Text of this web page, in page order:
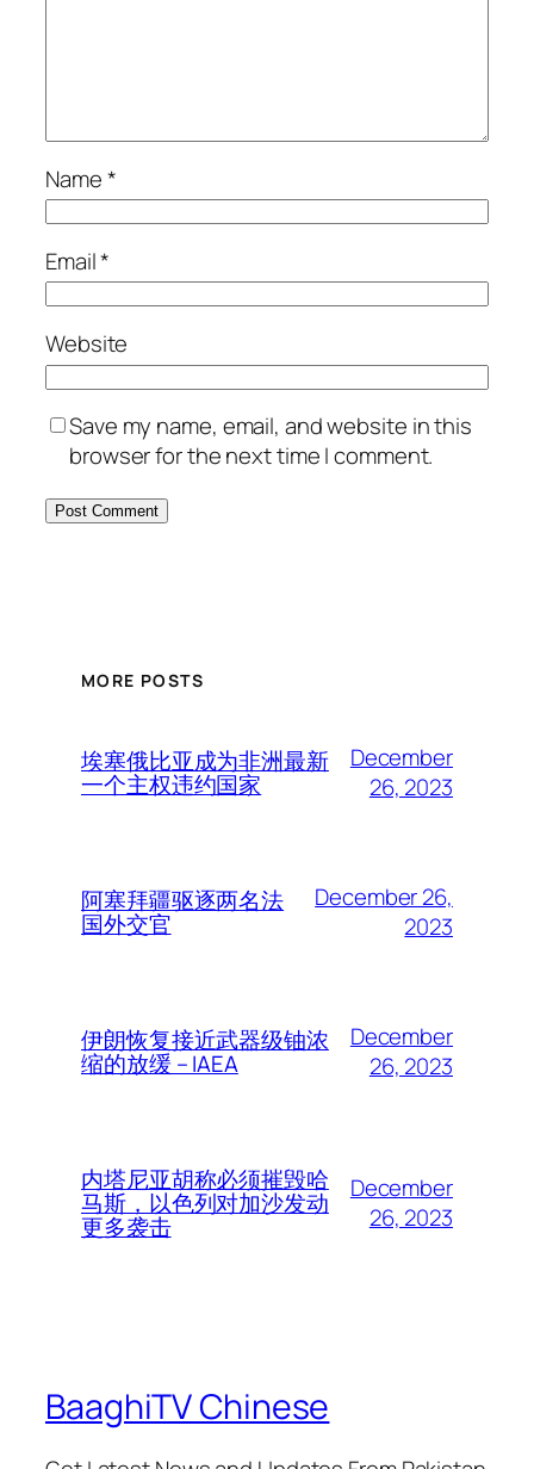
Name*
Email*
Website
Save my name, email, and website in this
browser for the next time I comment.
MORE POSTS
埃塞俄比亚成为非洲最新
一个主权违约国家
December
26, 2023
阿塞拜疆驱逐两名法
国外交官
December 26,
2023
伊朗恢复接近武器级铀浓
缩的放缓 – IAEA
December
26, 2023
内塔尼亚胡称必须摧毁哈
马斯，以色列对加沙发动
更多袭击
December
26, 2023
BaaghiTV Chinese